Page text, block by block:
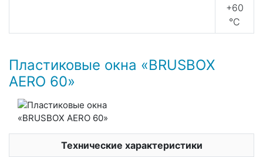
+60
°С
Пластиковые окна «BRUSBOX
AERO 60»
Технические характеристики